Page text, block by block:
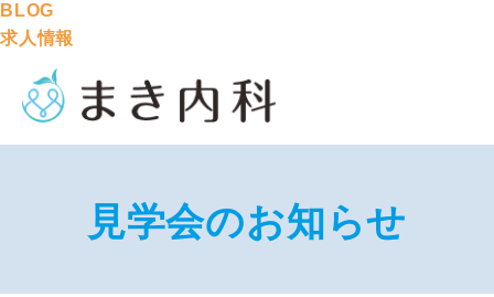
BLOG
求人情報
見学会のお知らせ